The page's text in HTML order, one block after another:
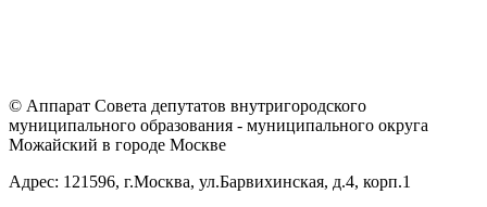
© Аппарат Совета депутатов внутригородского
муниципального образования - муниципального округа
Можайский в городе Москве
Адрес: 121596, г.Москва, ул.Барвихинская, д.4, корп.1